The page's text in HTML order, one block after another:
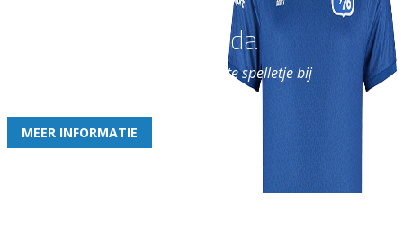
Word nu lid van Rohda
en geniet iedere week van het leukste spelletje bij
MEER INFORMATIE